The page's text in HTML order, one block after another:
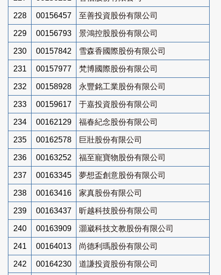
228 00156457 至善投資股份有限公司
229 00156793 景鴻控股股份有限公司
230 00157842 雪森香國際股份有限公司
231 00157977 梵博國際股份有限公司
232 00158928 永豐銘工業股份有限公司
233 00159617 于嘉投資股份有限公司
234 00162129 福春紀念股份有限公司
235 00162578 巨壯股份有限公司
236 00163252 福至寵寶物股份有限公司
237 00163345 夢想盃創意股份有限公司
238 00163416 家真股份有限公司
239 00163437 昕越科技股份有限公司
240 00163909 灝崴科技文教股份有限公司
241 00164013 尚德利瑪股份有限公司
242 00164230 道謙投資股份有限公司